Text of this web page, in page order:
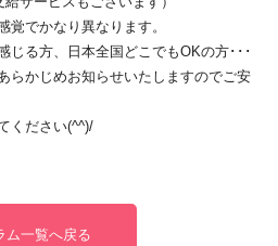
でかなり異なります。
る方、日本全国どこでもOKの方･･･
らかじめお知らせいたしますのでご安
ください(^^)/
ム一覧へ戻る